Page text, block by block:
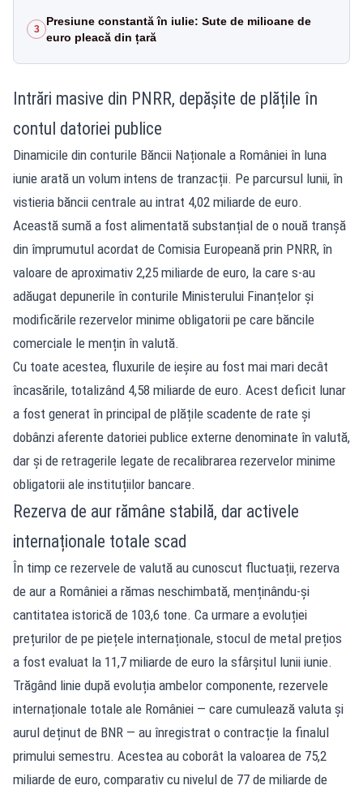
3
Presiune constantă în iulie: Sute de milioane de
euro pleacă din țară
Intrări masive din PNRR, depășite de plățile în
contul datoriei publice
Dinamicile din conturile Băncii Naționale a României în luna
iunie arată un volum intens de tranzacții. Pe parcursul lunii, în
vistieria băncii centrale au intrat 4,02 miliarde de euro.
Această sumă a fost alimentată substanțial de o nouă tranșă
din împrumutul acordat de Comisia Europeană prin PNRR, în
valoare de aproximativ 2,25 miliarde de euro, la care s-au
adăugat depunerile în conturile Ministerului Finanțelor și
modificările rezervelor minime obligatorii pe care băncile
comerciale le mențin în valută.
Cu toate acestea, fluxurile de ieșire au fost mai mari decât
încasările, totalizând 4,58 miliarde de euro. Acest deficit lunar
a fost generat în principal de plățile scadente de rate și
dobânzi aferente datoriei publice externe denominate în valută,
dar și de retragerile legate de recalibrarea rezervelor minime
obligatorii ale instituțiilor bancare.
Rezerva de aur rămâne stabilă, dar activele
internaționale totale scad
În timp ce rezervele de valută au cunoscut fluctuații, rezerva
de aur a României a rămas neschimbată, menținându-și
cantitatea istorică de 103,6 tone. Ca urmare a evoluției
prețurilor de pe piețele internaționale, stocul de metal prețios
a fost evaluat la 11,7 miliarde de euro la sfârșitul lunii iunie.
Trăgând linie după evoluția ambelor componente, rezervele
internaționale totale ale României — care cumulează valuta și
aurul deținut de BNR — au înregistrat o contracție la finalul
primului semestru. Acestea au coborât la valoarea de 75,2
miliarde de euro, comparativ cu nivelul de 77 de miliarde de